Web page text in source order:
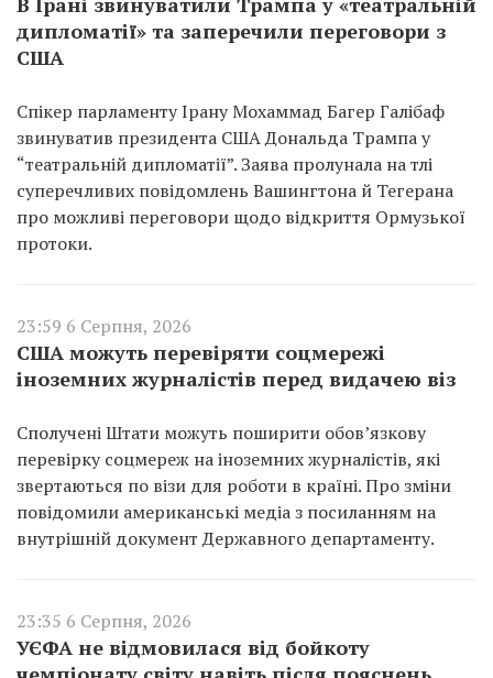
дипломатії» та заперечили переговори з
США
Спікер парламенту Ірану Мохаммад Багер Галібаф
звинуватив президента США Дональда Трампа у
“театральній дипломатії”. Заява пролунала на тлі
суперечливих повідомлень Вашингтона й Тегерана
про можливі переговори щодо відкриття Ормузької
протоки.
23:59 6 Серпня, 2026
США можуть перевіряти соцмережі
іноземних журналістів перед видачею віз
Сполучені Штати можуть поширити обов’язкову
перевірку соцмереж на іноземних журналістів, які
звертаються по візи для роботи в країні. Про зміни
повідомили американські медіа з посиланням на
внутрішній документ Державного департаменту.
23:35 6 Серпня, 2026
УЄФА не відмовилася від бойкоту